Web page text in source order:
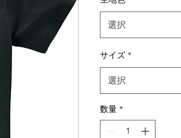
選択
サイズ *
選択
数量 *